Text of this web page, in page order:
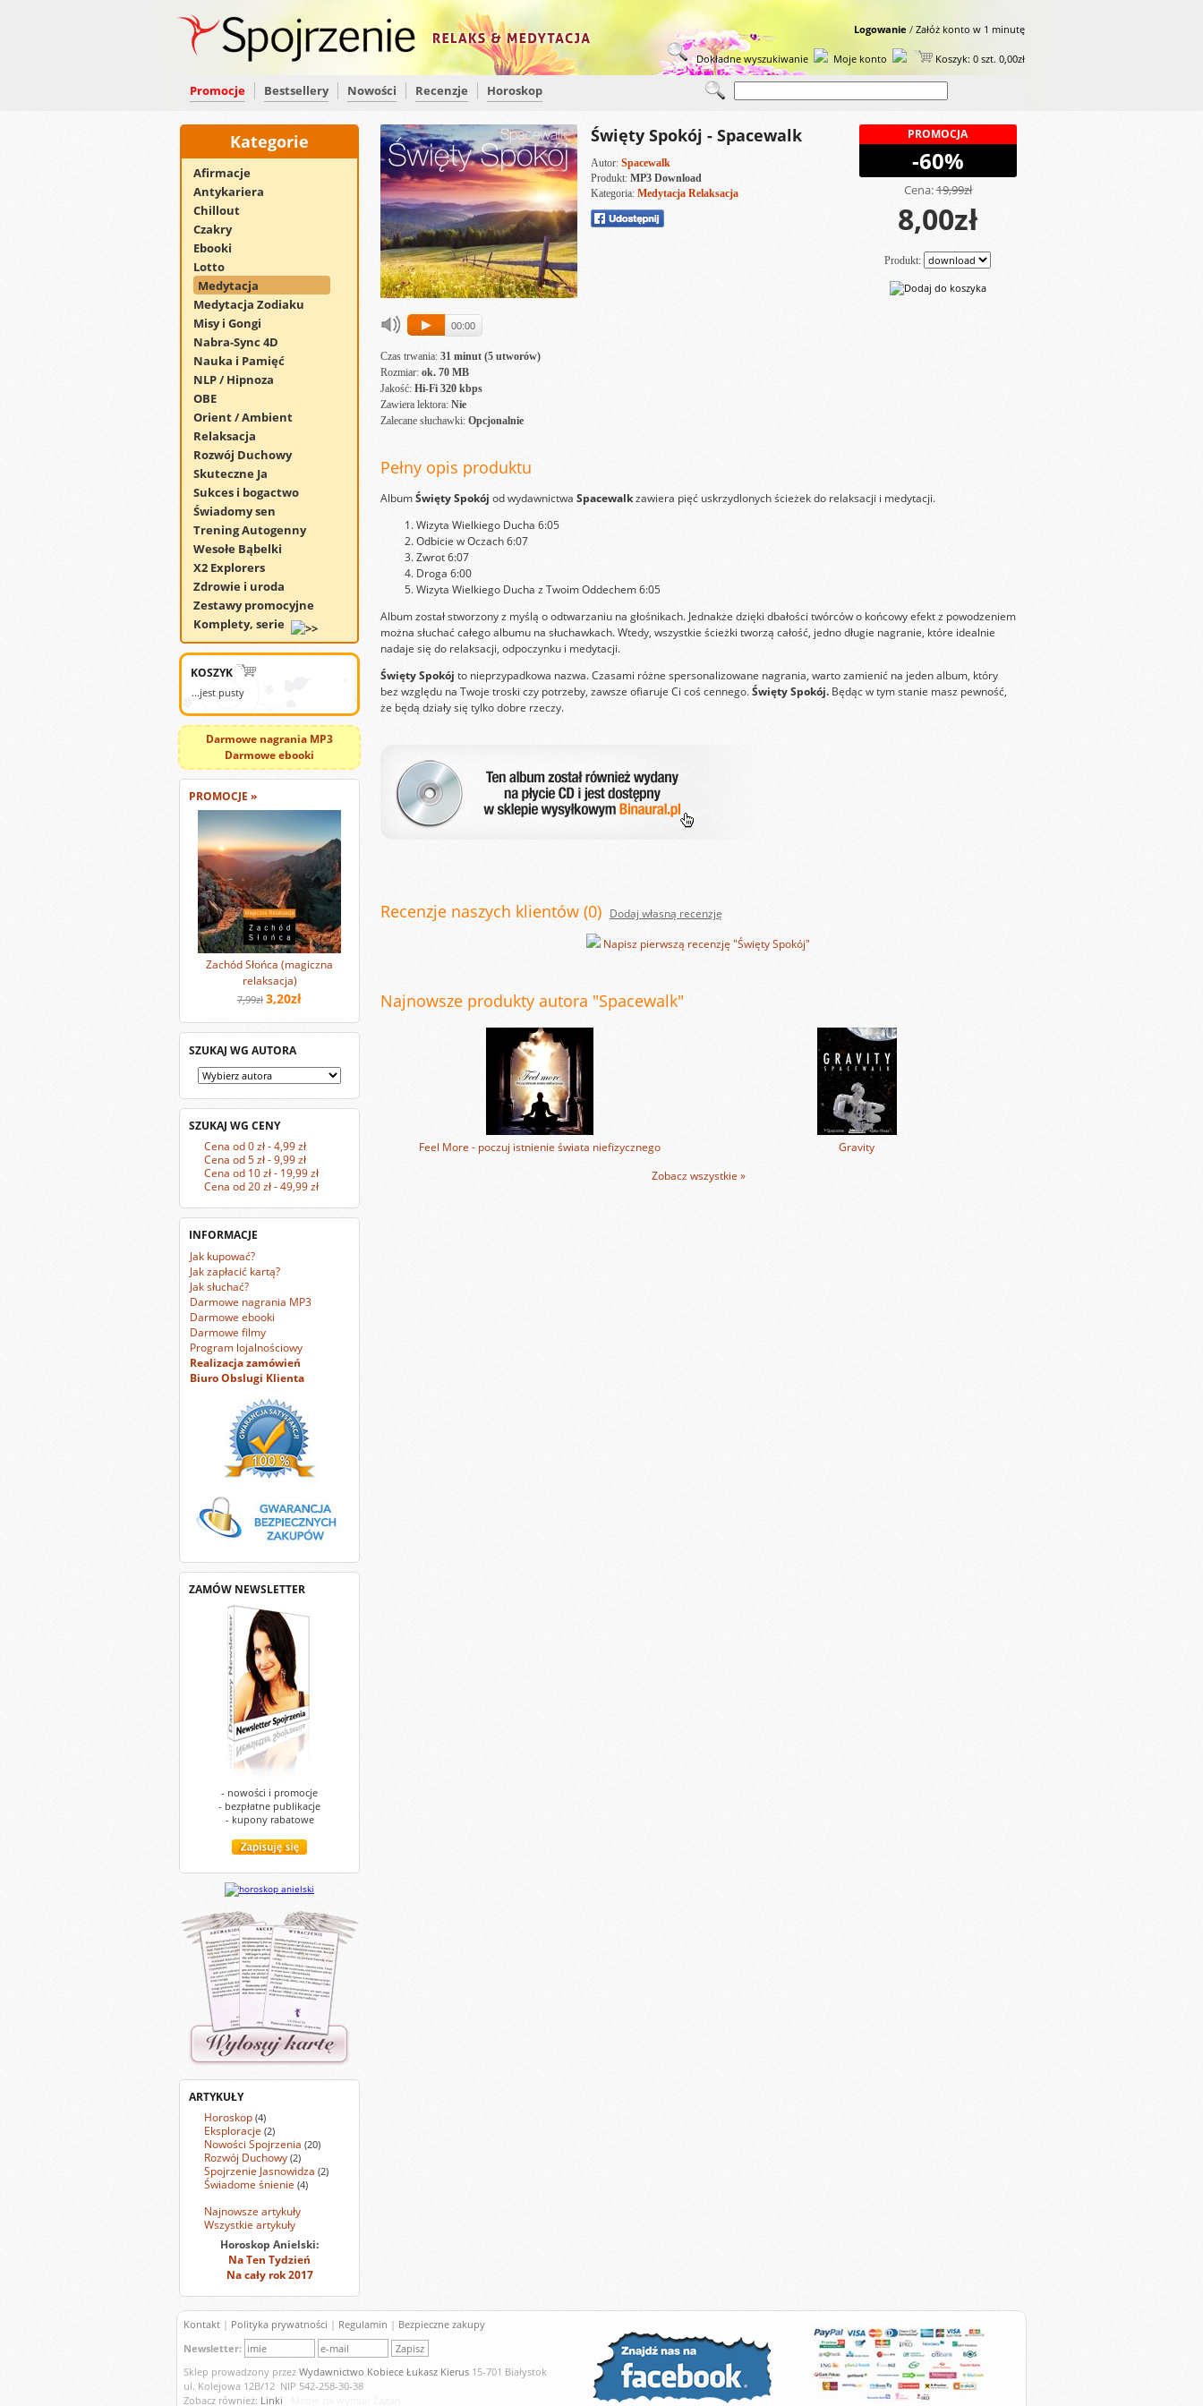
Logowanie / Załóż konto w 1 minutę
Dokładne wyszukiwanie Moje konto Koszyk: 0 szt. 0,00zł
Promocje Bestsellery Nowości Recenzje Horoskop
Kategorie
Afirmacje
Antykariera
Chillout
Czakry
Ebooki
Lotto
Medytacja
Medytacja Zodiaku
Misy i Gongi
Nabra-Sync 4D
Nauka i Pamięć
NLP / Hipnoza
OBE
Orient / Ambient
Relaksacja
Rozwój Duchowy
Skuteczne Ja
Sukces i bogactwo
Świadomy sen
Trening Autogenny
Wesołe Bąbelki
X2 Explorers
Zdrowie i uroda
Zestawy promocyjne
Komplety, serie
KOSZYK
...jest pusty
Darmowe nagrania MP3
Darmowe ebooki
PROMOCJE »
Zachód Słońca (magiczna
relaksacja)
7,99zł 3,20zł
SZUKAJ WG AUTORA
SZUKAJ WG CENY
Cena od 0 zł - 4,99 zł
Cena od 5 zł - 9,99 zł
Cena od 10 zł - 19,99 zł
Cena od 20 zł - 49,99 zł
INFORMACJE
Jak kupować?
Jak zapłacić kartą?
Jak słuchać?
Darmowe nagrania MP3
Darmowe ebooki
Darmowe filmy
Program lojalnościowy
Realizacja zamówień
Biuro Obslugi Klienta
ZAMÓW NEWSLETTER
- nowości i promocje
- bezpłatne publikacje
- kupony rabatowe
ARTYKUŁY
Horoskop (4)
Eksploracje (2)
Nowości Spojrzenia (20)
Rozwój Duchowy (2)
Spojrzenie Jasnowidza (2)
Świadome śnienie (4)
Najnowsze artykuły
Wszystkie artykuły
Horoskop Anielski:
Na Ten Tydzień
Na cały rok 2017
Święty Spokój - Spacewalk
Autor: Spacewalk
Produkt: MP3 Download
Kategoria: Medytacja Relaksacja
00:00
Czas trwania: 31 minut (5 utworów)
Rozmiar: ok. 70 MB
Jakość: Hi-Fi 320 kbps
Zawiera lektora: Nie
Zalecane słuchawki: Opcjonalnie
PROMOCJA
-60%
Cena:19,99zł
8,00zł
Produkt:
Pełny opis produktu
AlbumŚwięty Spokój od wydawnictwa Spacewalkzawiera pięć uskrzydlonych ścieżek do relaksacji i medytacji.
Wizyta Wielkiego Ducha 6:05
Odbicie w Oczach 6:07
Zwrot 6:07
Droga 6:00
Wizyta Wielkiego Ducha z Twoim Oddechem 6:05
Album został stworzony z myślą o odtwarzaniu na głośnikach. Jednakże dzięki dbałości twórców o końcowy efekt z powodzeniem
można słuchać całego albumu na słuchawkach. Wtedy, wszystkie ścieżki tworzą całość, jedno długie nagranie, które idealnie
nadaje się do relaksacji, odpoczynku i medytacji.
Święty Spokój to nieprzypadkowa nazwa. Czasami różne spersonalizowane nagrania, warto zamienić na jeden album, który
bez względu na Twoje troski czy potrzeby, zawsze ofiaruje Ci coś cennego.Święty Spokój. Będąc w tym stanie masz pewność,
że będą działy się tylko dobre rzeczy.
Recenzje naszych klientów (0) Dodaj własną recenzję
Napisz pierwszą recenzję "Święty Spokój"
Najnowsze produkty autora "Spacewalk"
Feel More - poczuj istnienie świata niefizycznego
Gravity
Zobacz wszystkie »
Kontakt | Polityka prywatności | Regulamin | Bezpieczne zakupy
Newsletter:
Sklep prowadzony przez Wydawnictwo Kobiece Łukasz Kierus 15-701 Białystok
ul. Kolejowa 12B/12 NIP 542-258-30-38
Zobacz również: Linki